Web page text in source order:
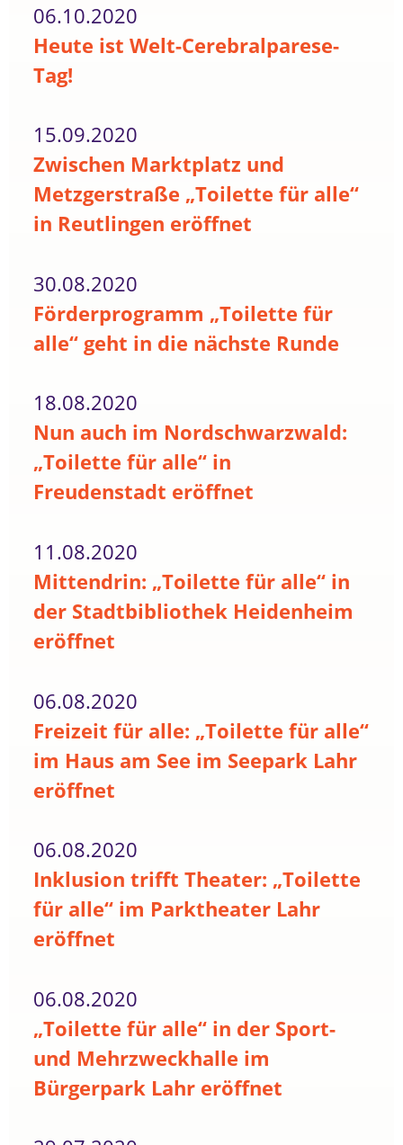
06.10.2020
Heute ist Welt-Cerebralparese-
Tag!
15.09.2020
Zwischen Marktplatz und
Metzgerstraße „Toilette für alle“
in Reutlingen eröffnet
30.08.2020
Förderprogramm „Toilette für
alle“ geht in die nächste Runde
18.08.2020
Nun auch im Nordschwarzwald:
„Toilette für alle“ in
Freudenstadt eröffnet
11.08.2020
Mittendrin: „Toilette für alle“ in
der Stadtbibliothek Heidenheim
eröffnet
06.08.2020
Freizeit für alle: „Toilette für alle“
im Haus am See im Seepark Lahr
eröffnet
06.08.2020
Inklusion trifft Theater: „Toilette
für alle“ im Parktheater Lahr
eröffnet
06.08.2020
„Toilette für alle“ in der Sport-
und Mehrzweckhalle im
Bürgerpark Lahr eröffnet